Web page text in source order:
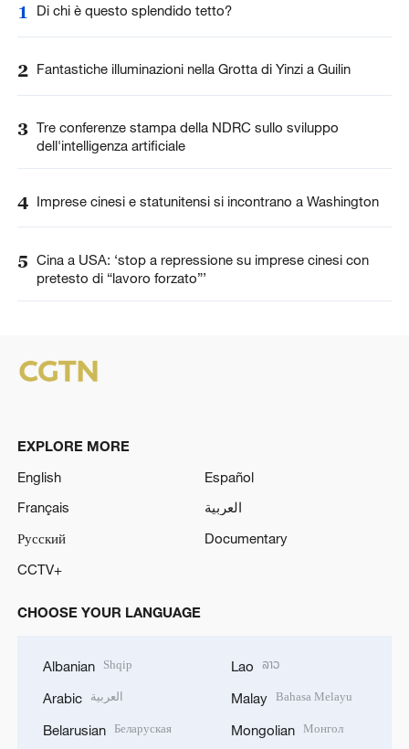
1 Di chi è questo splendido tetto?
2 Fantastiche illuminazioni nella Grotta di Yinzi a Guilin
3 Tre conferenze stampa della NDRC sullo sviluppo
dell'intelligenza artificiale
4 Imprese cinesi e statunitensi si incontrano a Washington
5 Cina a USA: ‘stop a repressione su imprese cinesi con
pretesto di “lavoro forzato”’
EXPLORE MORE
English
Español
Français
العربية
Русский
Documentary
CCTV+
CHOOSE YOUR LANGUAGE
Albanian Shqip
Arabic العربية
Belarusian Беларуская
Lao ລາວ
Malay Bahasa Melayu
Mongolian Монгол